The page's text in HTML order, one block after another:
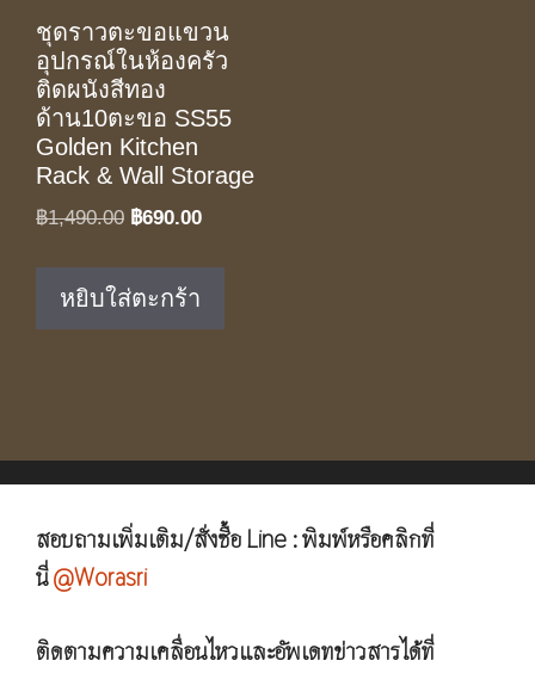
ชุดราวตะขอแขวน
อุปกรณ์ในห้องครัว
ติดผนังสีทอง
ด้าน10ตะขอ SS55
Golden Kitchen
Rack & Wall Storage
฿1,490.00 Original
฿1,490.00.
฿690.00Current
หยิบใส่ตะกร้า
สอบถามเพิ่มเติม/สั่งซื้อ Line : พิมพ์หรือคลิกที่
นี่@Worasri
ติดตามความเคลื่อนไหวและอัพเดทข่าวสารได้ที่